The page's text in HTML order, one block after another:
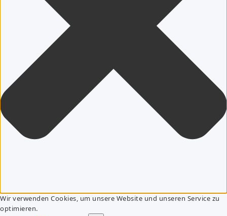
Wir verwenden Cookies, um unsere Website und unseren Service zu
optimieren.